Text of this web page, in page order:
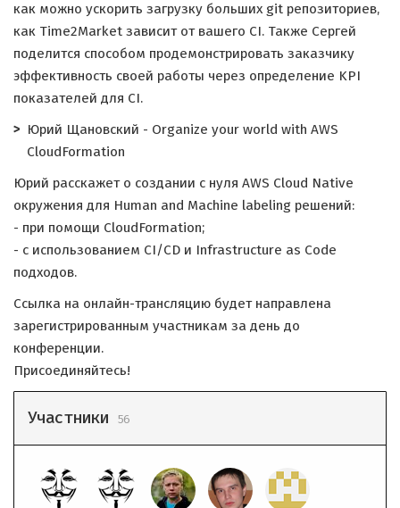
как можно ускорить загрузку больших git репозиториев,
как Time2Market зависит от вашего CI. Также Сергей
поделится способом продемонстрировать заказчику
эффективность своей работы через определение KPI
показателей для CI.
Юрий Щановский - Organize your world with AWS
CloudFormation
Юрий расскажет о создании с нуля AWS Cloud Native
окружения для Human and Machine labeling решений:
- при помощи CloudFormation;
- с использованием CI/CD и Infrastructure as Code
подходов.
Ссылка на онлайн-трансляцию будет направлена
зарегистрированным участникам за день до
конференции.
Присоединяйтесь!
Участники 56